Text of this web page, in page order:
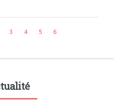
3 4 5 6